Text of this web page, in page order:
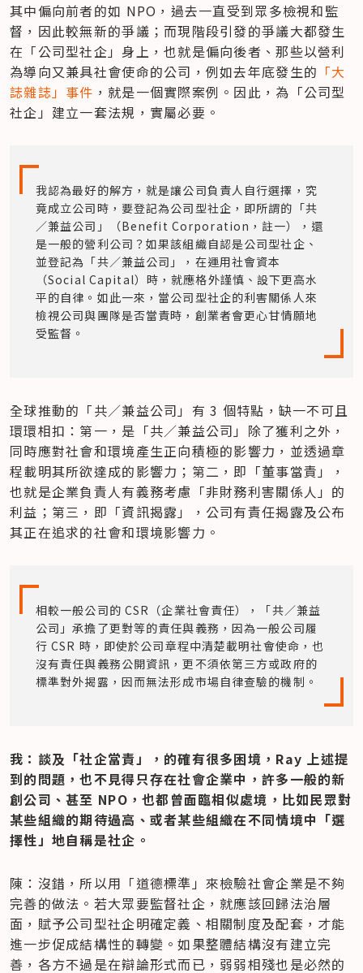
其中偏向前者的如 NPO，過去一直受到眾多檢視和監
督，因此較無新的爭議；而現階段引發的爭議大都發生
在「公司型社企」身上，也就是偏向後者、那些以營利
為導向又兼具社會使命的公司，例如去年底發生的 「大
誌雜誌」事件 ，就是一個實際案例。因此，為「公司型
社企」建立一套法規，實屬必要。
我認為最好的解方，就是讓公司負責人自行選擇，究
竟成立公司時，要登記為公司型社企，即所謂的「共
／兼益公司」（Benefit Corporation，註一），還
是一般的營利公司？如果該組織自認是公司型社企、
並登記為「共／兼益公司」，在運用社會資本
（Social Capital）時，就應格外謹慎、設下更高水
平的自律。如此一來，當公司型社企的利害關係人來
檢視公司與團隊是否當責時，創業者會更心甘情願地
受監督。
全球推動的「共／兼益公司」有 3 個特點，缺一不可且
環環相扣：第一，是「共／兼益公司」除了獲利之外，
同時應對社會和環境產生正向積極的影響力，並透過章
程載明其所欲達成的影響力；第二，即「董事當責」，
也就是企業負責人有義務考慮「非財務利害關係人」的
利益；第三，即「資訊揭露」，公司有責任揭露及公布
其正在追求的社會和環境影響力。
相較一般公司的 CSR（企業社會責任），「共／兼益
公司」承擔了更對等的責任與義務，因為一般公司履
行 CSR 時，即使於公司章程中清楚載明社會使命，也
沒有責任與義務公開資訊，更不須依第三方或政府的
標準對外揭露，因而無法形成市場自律查驗的機制。
我：談及「社企當責」，的確有很多困境，Ray 上述提
到的問題，也不見得只存在社會企業中，許多一般的新
創公司、甚至 NPO，也都曾面臨相似處境，比如民眾對
某些組織的期待過高、或者某些組織在不同情境中「選
擇性」地自稱是社企。
陳：沒錯，所以用「道德標準」來檢驗社會企業是不夠
完善的做法。若大眾要監督社企，就應該回歸法治層
面，賦予公司型社企明確定義、相關制度及配套，才能
進一步促成結構性的轉變。如果整體結構沒有建立完
善，各方不過是在辯論形式而已，弱弱相殘也是必然的